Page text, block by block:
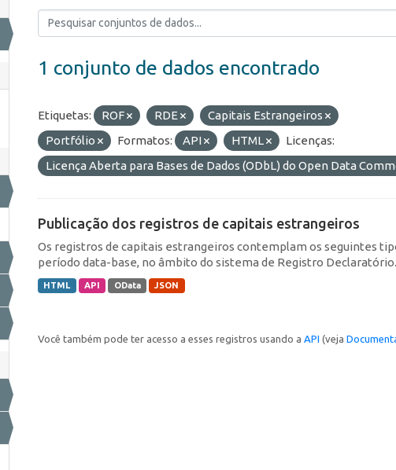
1 conjunto de dados encontrado
Etiquetas: ROF RDE
Capitais Estrangeiros
Portfólio
Formatos: API HTML
Licenças:
Licença Aberta para Bases de Dados (ODbL) do Open Data
Publicação dos registros de capitais estrangeiros
Os registros de capitais estrangeiros contemplam os seguintes
período data-base, no âmbito do sistema de Registro
HTML API OData JSON
Você também pode ter acesso a esses registros usando a API (veja